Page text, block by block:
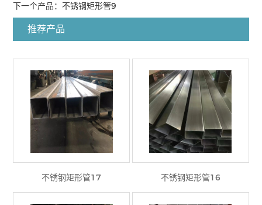
下一个产品：不锈钢矩形管9
推荐产品
不锈钢矩形管17 不锈钢矩形管16